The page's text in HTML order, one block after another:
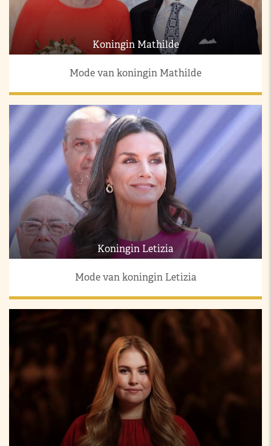
Koningin Mathilde
Mode van koningin Mathilde
Koningin Letizia
Mode van koningin Letizia